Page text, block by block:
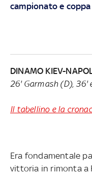
campionato e coppa
DINAMO KIEV-
26' Garmash (D), 36'
Il tabellino e la
Era fondamentale
vittoria in rimonta a